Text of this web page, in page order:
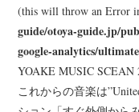
(this will throw an Error
guide/otoya-guide.jp/
google-analytics/
YOAKE MUSIC
これからの音楽は